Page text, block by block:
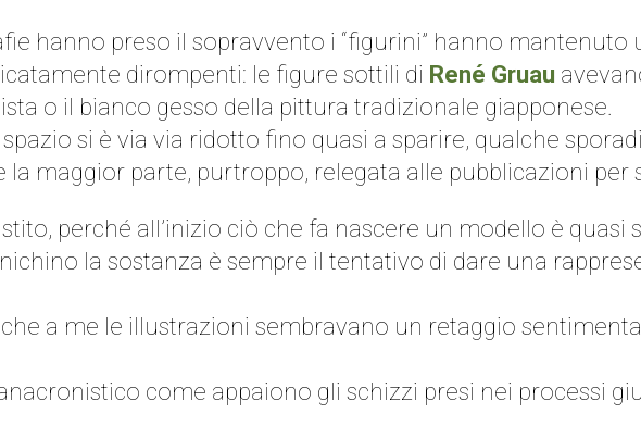
hanno preso il sopravvento i “figurini” hanno mantenuto
dirompenti: le figure sottili di René Gruau
o il bianco gesso della pittura tradizionale giapponese.
si è via via ridotto fino quasi a sparire, qualche
maggior parte, purtroppo, relegata alle pubblicazioni per
perché all’inizio ciò che fa nascere un modello è quasi
la sostanza è sempre il tentativo di dare una
a me le illustrazioni sembravano un retaggio
come appaiono gli schizzi presi nei processi